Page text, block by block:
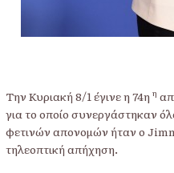
Την Κυριακή 8/1 έγινε η 74η η
για το οποίο συνεργάστηκαν
φετινών απονομών ήταν ο
τηλεοπτική απήχηση.